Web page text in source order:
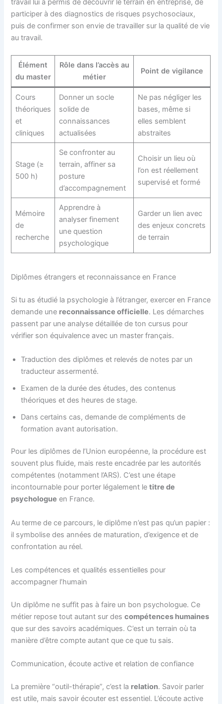
participer à des diagnostics de risques psychosociaux,
puis de confirmer son envie de travailler sur la qualité de vie
au travail.
Élément
du master
Rôle dans l’accès au
métier
Point de vigilance
Cours
théoriques
et
cliniques
Donner un socle
solide de
connaissances
actualisées
Ne pas négliger les
bases, même si
elles semblent
abstraites
Stage (≥
500 h)
Se confronter au
terrain, affiner sa
posture
d’accompagnement
Choisir un lieu où
l’on est réellement
supervisé et formé
Mémoire
de
recherche
Apprendre à
analyser finement
une question
psychologique
Garder un lien avec
des enjeux concrets
de terrain
Diplômes étrangers et reconnaissance en France
Si tu as étudié la psychologie à l’étranger, exercer en France
demande une reconnaissance officielle. Les démarches
passent par une analyse détaillée de ton cursus pour
vérifier son équivalence avec un master français.
Traduction des diplômes et relevés de notes par un
traducteur assermenté.
Examen de la durée des études, des contenus
théoriques et des heures de stage.
Dans certains cas, demande de compléments de
formation avant autorisation.
Pour les diplômes de l’Union européenne, la procédure est
souvent plus fluide, mais reste encadrée par les autorités
compétentes (notamment l’ARS). C’est une étape
incontournable pour porter légalement letitre de
psychologue en France.
Au terme de ce parcours, le diplôme n’est pas qu’un papier :
il symbolise des années de maturation, d’exigence et de
confrontation au réel.
Les compétences et qualités essentielles pour
accompagner l’humain
Un diplôme ne suffit pas à faire un bon psychologue. Ce
métier repose tout autant sur descompétences humaines
que sur des savoirs académiques. C’est un terrain où ta
manière d’être compte autant que ce que tu sais.
Communication, écoute active et relation de confiance
La première “outil-thérapie”, c’est la relation. Savoir parler
est utile, mais savoir écouter est essentiel. L’écoute active